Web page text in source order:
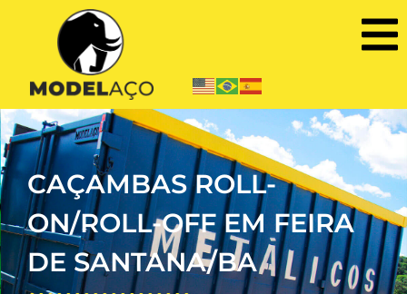
CAÇAMBAS ROLL-
ON/ROLL-OFF EM FEIRA
DE SANTANA/BA